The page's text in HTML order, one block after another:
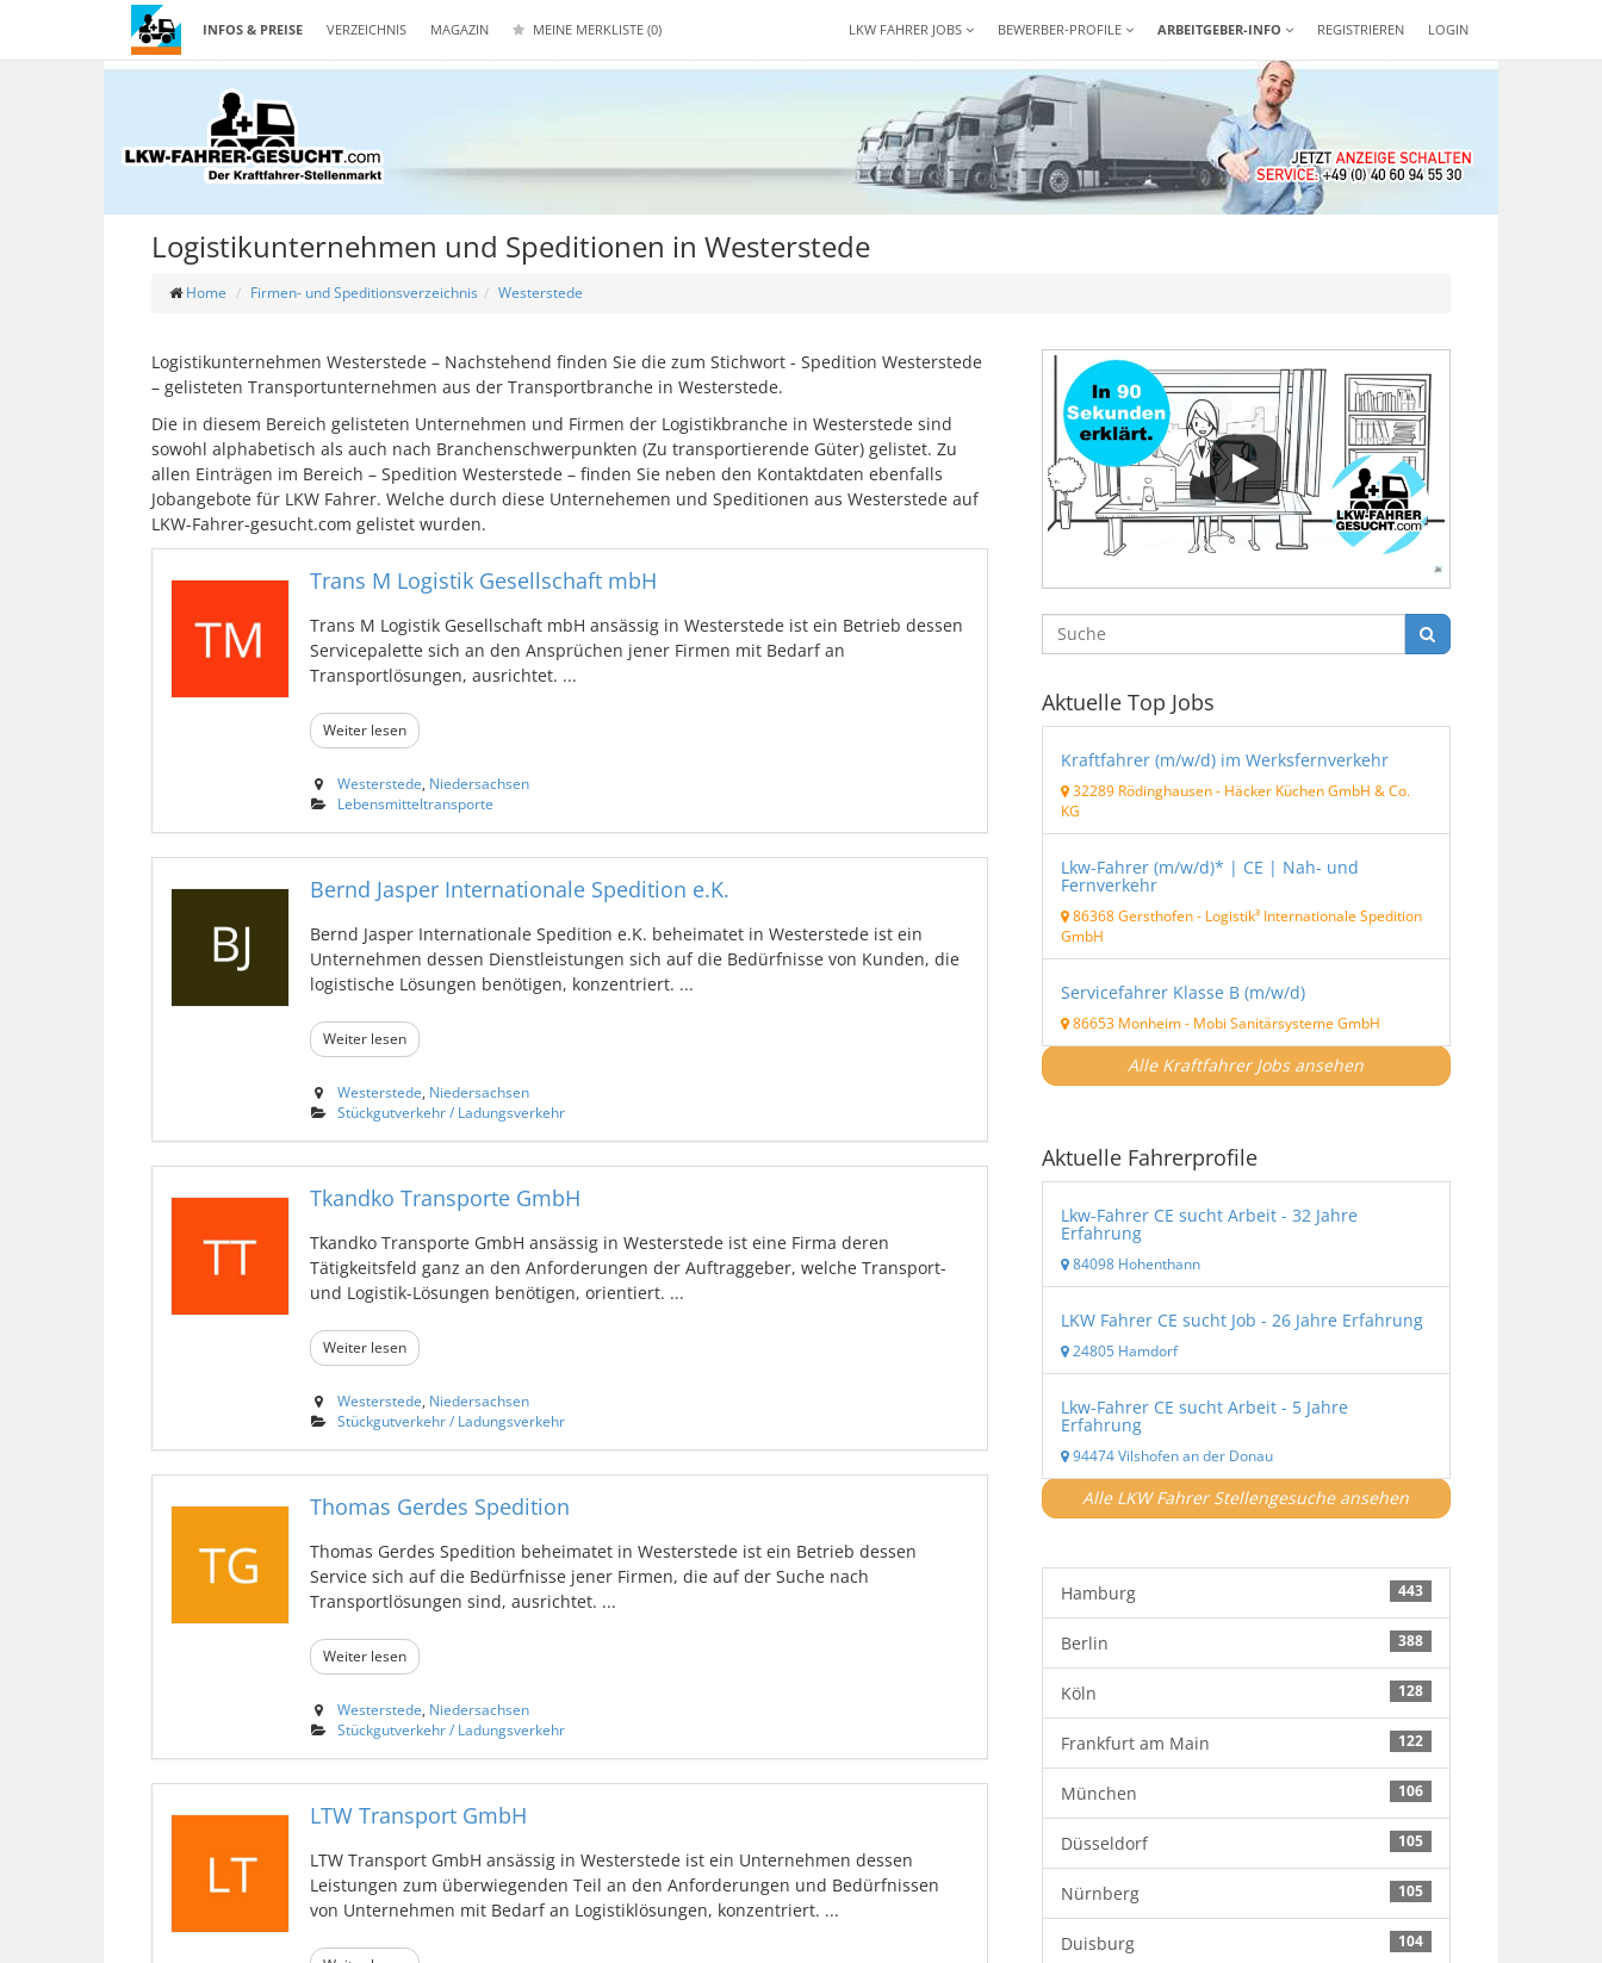
INFOS & PREISE VERZEICHNIS MAGAZIN MEINE MERKLISTE (0) REGISTRIEREN LOGIN
LKW FAHRER JOBS BEWERBER-PROFILE ARBEITGEBER-INFO
Logistikunternehmen und Speditionen in Westerstede
Home Firmen- und Speditionsverzeichnis Westerstede
Logistikunternehmen Westerstede – Nachstehend finden Sie die zum Stichwort - Spedition Westerstede
– gelisteten Transportunternehmen aus der Transportbranche in Westerstede.
Die in diesem Bereich gelisteten Unternehmen und Firmen der Logistikbranche in Westerstede sind
sowohl alphabetisch als auch nach Branchenschwerpunkten (Zu transportierende Güter) gelistet. Zu
allen Einträgen im Bereich – Spedition Westerstede – finden Sie neben den Kontaktdaten ebenfalls
Jobangebote für LKW Fahrer. Welche durch diese Unternehemen und Speditionen aus Westerstede auf
LKW-Fahrer-gesucht.com gelistet wurden.
Trans M Logistik Gesellschaft mbH
Trans M Logistik Gesellschaft mbH ansässig in Westerstede ist ein Betrieb dessen
Servicepalette sich an den Ansprüchen jener Firmen mit Bedarf an
Transportlösungen, ausrichtet. ...
Weiter lesen
Westerstede Niedersachsen
Lebensmitteltransporte
Bernd Jasper Internationale Spedition e.K.
Bernd Jasper Internationale Spedition e.K. beheimatet in Westerstede ist ein
Unternehmen dessen Dienstleistungen sich auf die Bedürfnisse von Kunden, die
logistische Lösungen benötigen, konzentriert. ...
Weiter lesen
Westerstede Niedersachsen
Stückgutverkehr / Ladungsverkehr
Tkandko Transporte GmbH
Tkandko Transporte GmbH ansässig in Westerstede ist eine Firma deren
Tätigkeitsfeld ganz an den Anforderungen der Auftraggeber, welche Transport-
und Logistik-Lösungen benötigen, orientiert. ...
Weiter lesen
Westerstede Niedersachsen
Stückgutverkehr / Ladungsverkehr
Thomas Gerdes Spedition
Thomas Gerdes Spedition beheimatet in Westerstede ist ein Betrieb dessen
Service sich auf die Bedürfnisse jener Firmen, die auf der Suche nach
Transportlösungen sind, ausrichtet. ...
Weiter lesen
Westerstede Niedersachsen
Stückgutverkehr / Ladungsverkehr
LTW Transport GmbH
LTW Transport GmbH ansässig in Westerstede ist ein Unternehmen dessen
Leistungen zum überwiegenden Teil an den Anforderungen und Bedürfnissen
von Unternehmen mit Bedarf an Logistiklösungen, konzentriert. ...
Aktuelle Top Jobs
Kraftfahrer (m/w/d) im Werksfernverkehr
32289 Rödinghausen - Häcker Küchen GmbH & Co.
KG
Lkw-Fahrer (m/w/d)* | CE | Nah- und
Fernverkehr
86368 Gersthofen - Logistik³ Internationale Spedition
GmbH
Servicefahrer Klasse B (m/w/d)
86653 Monheim - Mobi Sanitärsysteme GmbH
Alle Kraftfahrer Jobs ansehen
Aktuelle Fahrerprofile
Lkw-Fahrer CE sucht Arbeit - 32 Jahre
Erfahrung
84098 Hohenthann
LKW Fahrer CE sucht Job - 26 Jahre Erfahrung
24805 Hamdorf
Lkw-Fahrer CE sucht Arbeit - 5 Jahre
Erfahrung
94474 Vilshofen an der Donau
Alle LKW Fahrer Stellengesuche ansehen
443
Hamburg
388
Berlin
128
Köln
122
Frankfurt am Main
106
München
105
Düsseldorf
105
Nürnberg
104
Duisburg